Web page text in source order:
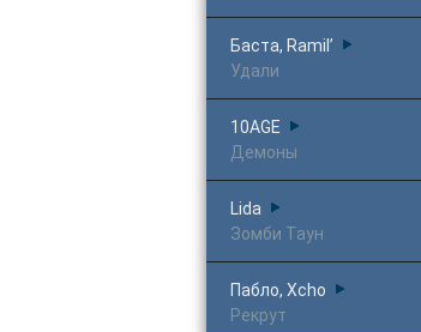
Баста, Ramil’
Удали
10AGE
Демоны
Lida
Зомби Таун
Пабло, Xcho
Рекрут